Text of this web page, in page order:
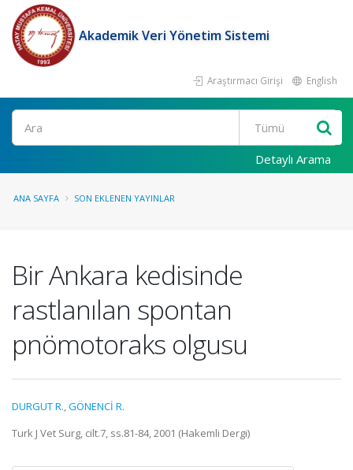
Akademik Veri Yönetim Sistemi
Araştırmacı Girişi English
Ara
Detaylı Arama
ANA SAYFA SON EKLENEN YAYINLAR
Bir Ankara kedisinde
rastlanılan spontan
pnömotoraks olgusu
DURGUT R.,GÖNENCİ R.
Turk J Vet Surg, cilt.7, ss.81-84, 2001 (Hakemli Dergi)